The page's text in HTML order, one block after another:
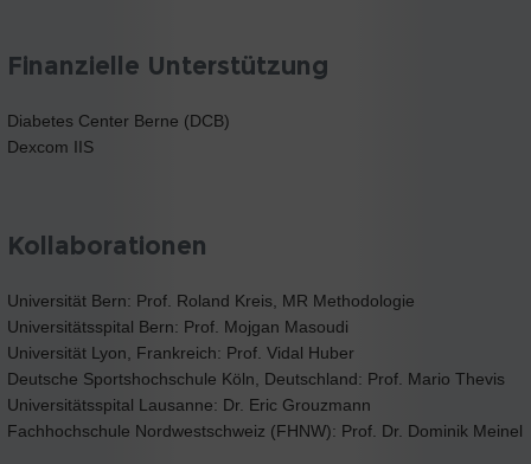
Finanzielle Unterstützung
Diabetes Center Berne (DCB)
Dexcom IIS
Kollaborationen
Universität Bern: Prof. Roland Kreis, MR Methodologie
Universitätsspital Bern: Prof. Mojgan Masoudi
Universität Lyon, Frankreich: Prof. Vidal Huber
Deutsche Sportshochschule Köln, Deutschland: Prof. Mario Thevis
Universitätsspital Lausanne: Dr. Eric Grouzmann
Fachhochschule Nordwestschweiz (FHNW): Prof. Dr. Dominik Meinel